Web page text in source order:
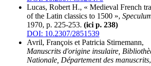
Lucas, Robert H., « Medieval French
of the Latin classics to 1500 »,
1970, p. 225-253. (ici p. 238)
DOI: 10.2307/2851539
Avril, François et Patricia Stirnemann,
Manuscrits d'origine insulaire,
Nationale, Département des manuscrits